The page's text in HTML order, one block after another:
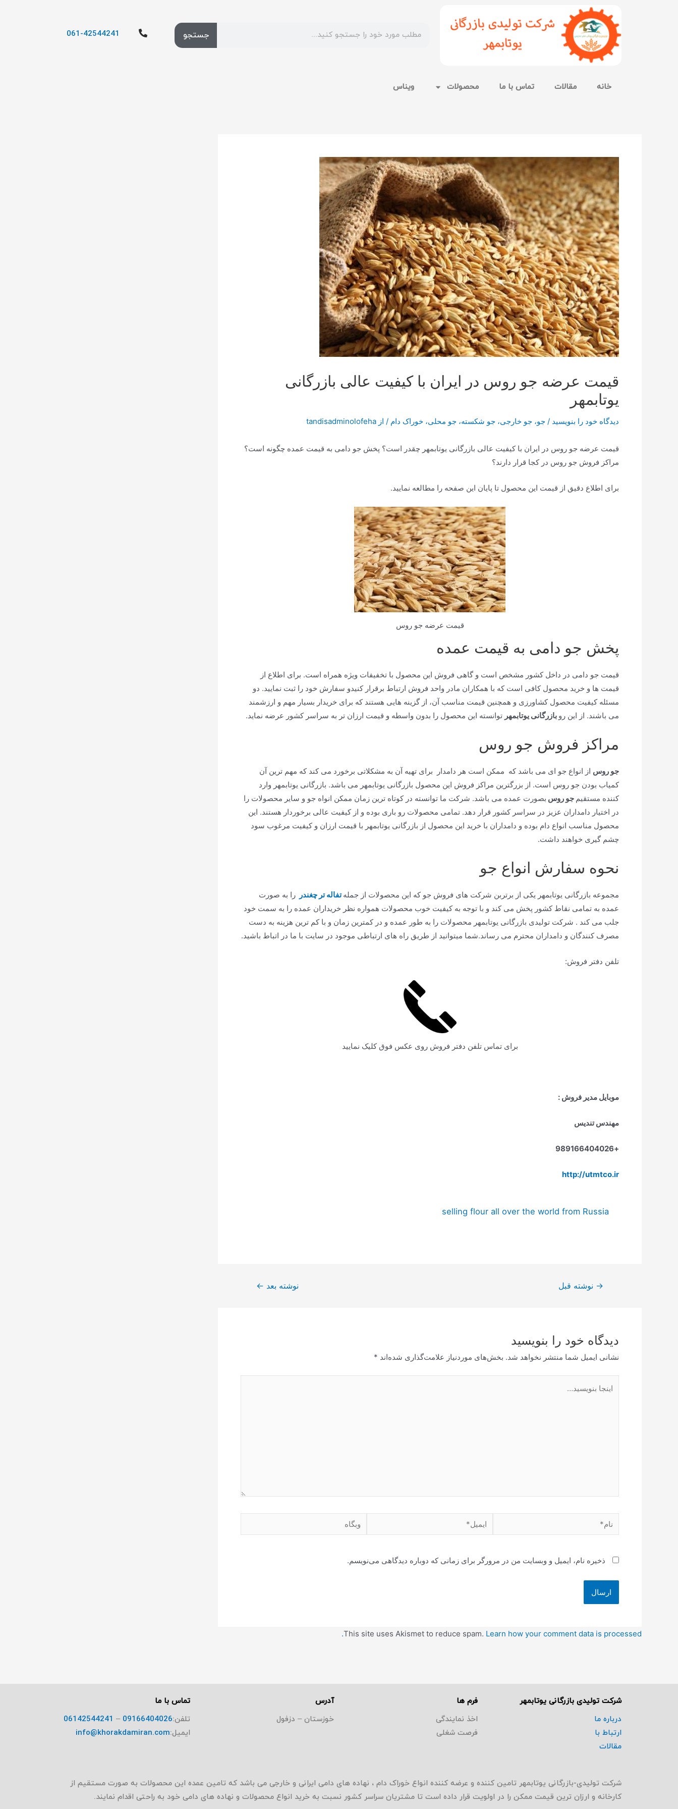
جستجو 061-42544241
خانه مقالات تماس با ما محصولات ویناس
قیمت عرضه جو روس در ایران با کیفیت عالی بازرگانی
یوتابمهر
دیدگاه‌ خود را بنویسید / جو، جو خارجی، جو شکسته، جو محلی، خوراک دام / از tandisadminolofeha
قیمت عرضه جو روس در ایران با کیفیت عالی بازرگانی یوتابمهر چقدر است؟ پخش جو دامی به قیمت عمده چگونه است؟
مراکز فروش جو روس در کجا قرار دارند؟
برای اطلاع دقیق از قیمت این محصول تا پایان این صفحه را مطالعه نمایید.
قیمت عرضه جو روس
پخش جو دامی به قیمت عمده
قیمت جو دامی در داخل کشور مشخص است و گاهی فروش این محصول با تخفیفات ویژه همراه است. برای اطلاع از
قیمت ها و خرید محصول کافی است که با همکاران مادر واحد فروش ارتباط برقرار کنیدو سفارش خود را ثبت نمایید. دو
مسئله کیفیت محصول کشاورزی و همچنین قیمت مناسب آن، از گزینه هایی هستند که برای خریدار بسیار مهم و ارزشمند
می باشند. از این رو بازرگانی یوتابمهر توانسته این محصول را بدون واسطه و قیمت ارزان تر به سراسر کشور عرضه نماید.
مراکز فروش جو روس
جو روس از انواع جو ای می باشد که ممکن است هر دامدار برای تهیه آن به مشکلاتی برخورد می کند که مهم ترین آن
کمیاب بودن جو روس است. از بزرگترین مراکز فروش این محصول بازرگانی یوتابمهر می باشد. بازرگانی یوتابمهر وارد
کننده مستقیم جو روس بصورت عمده می باشد. شرکت ما توانسته در کوتاه ترین زمان ممکن انواه جو و سایر محصولات را
در اختیار دامداران عزیز در سراسر کشور قرار دهد. تمامی محصولات رو باری بوده و از کیفیت عالی برخوردار هستند. این
محصول مناسب انواع دام بوده و دامداران با خرید این محصول از بازرگانی یوتابمهر با قیمت ارزان و کیفیت مرغوب سود
چشم گیری خواهند داشت.
نحوه سفارش انواع جو
مجموعه بازرگانی یوتابمهر یکی از برتربن شرکت های فروش جو که این محصولات از جملهتفاله تر چغندر را به صورت
عمده به تمامی نقاط کشور پخش می کند و با توجه به کیفیت خوب محصولات همواره نظر خریداران عمده را به سمت خود
جلب می کند . شرکت تولیدی بازرگانی یوتابمهر محصولات را به طور عمده و در کمترین زمان و با کم ترین هزینه به دست
مصرف کنندگان و دامداران محترم می رساند.شما میتوانید از طریق راه های ارتباطی موجود در سایت با ما در اتباط باشید.
تلفن دفتر فروش:
برای تماس تلفن دفتر فروش روی عکس فوق کلیک نمایید
موبایل مدیر فروش :
مهندس تندیس
+989166404026
http://utmtco.ir
selling flour all over the world from Russia
→ نوشته قبل نوشته بعد ←
دیدگاه‌ خود را بنویسید
نشانی ایمیل شما منتشر نخواهد شد. بخش‌های موردنیاز علامت‌گذاری شده‌اند *
ذخیره نام، ایمیل و وبسایت من در مرورگر برای زمانی که دوباره دیدگاهی می‌نویسم.
This site uses Akismet to reduce spam. Learn how your comment data is processed.
شرکت تولیدی بازرگانی یوتابمهر
درباره ما
ارتباط با
مقالات
فرم ها
اخذ نمایندگی
فرصت شغلی
آدرس
خوزستان – دزفول
تماس با ما
تلفن:09166404026
–
06142544241
ایمیل:info@khorakdamiran.com
شرکت تولیدی-بازرگانی یوتابمهر تامین کننده و عرضه کننده انواع خوراک دام ، نهاده های دامی ایرانی و خارجی می باشد که تامین عمده این محصولات به صورت مستقیم از
کارخانه و ارزان ترین قیمت ممکن را در اولویت قرار داده است تا مشتریان سراسر کشور نسبت به خرید انواع محصولات و نهاده های دامی خود به راحتی اقدام نمایند.